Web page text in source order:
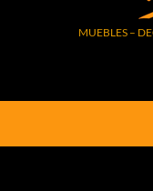
MUEBLES –